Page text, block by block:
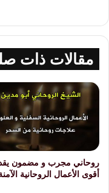
مقالات ذات
روحاني مجرب و مضمون
أقوى الأعمال الروحانية